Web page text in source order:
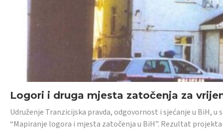
Logori i druga mjesta zatočenja za
Udruženje Tranzicijska pravda, odgovornost i sjećanje u BiH,
“Mapiranje logora i mjesta zatočenja u BiH”. Rezultat